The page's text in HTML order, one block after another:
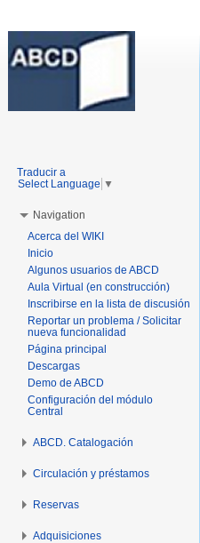
Traducir a
Select Language ▼
Navigation
Acerca del WIKI
Inicio
Algunos usuarios de ABCD
Aula Virtual (en construcción)
Inscribirse en la lista de discusión
Reportar un problema / Solicitar
nueva funcionalidad
Página principal
Descargas
Demo de ABCD
Configuración del módulo
Central
ABCD. Catalogación
Circulación y préstamos
Reservas
Adquisiciones